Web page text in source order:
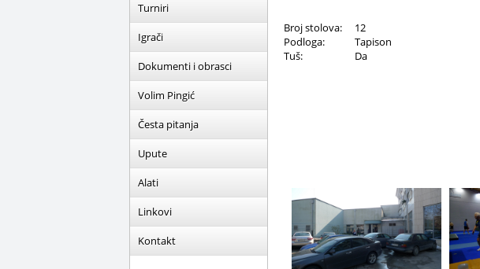
Turniri
Igrači
Dokumenti i obrasci
Volim Pingić
Česta pitanja
Upute
Alati
Linkovi
Kontakt
Broj stolova:
12
Podloga:
Tapison
Tuš:
Da